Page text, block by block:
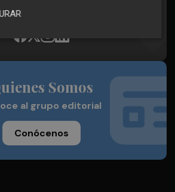
desde cualquier medio
Somos
al grupo editorial
Conócenos